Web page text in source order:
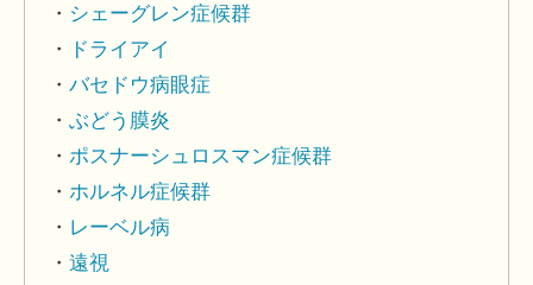
シェーグレン症候群
ドライアイ
バセドウ病眼症
ぶどう膜炎
ポスナーシュロスマン症候群
ホルネル症候群
レーベル病
遠視